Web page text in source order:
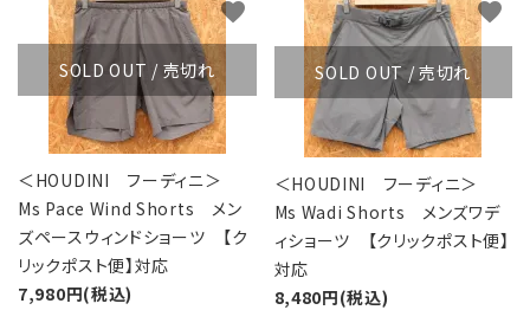
SOLD OUT / 売切れ
＜HOUDINI フーディニ＞
Ms Pace Wind Shorts メン
ズペースウィンドショーツ 【ク
リックポスト便】対応
7,980円(税込)
favorite
SOLD OUT / 売切れ
＜HOUDINI フーディニ＞
Ms Wadi Shorts メンズワデ
ィショーツ 【クリックポスト便】
対応
8,480円(税込)
favorite